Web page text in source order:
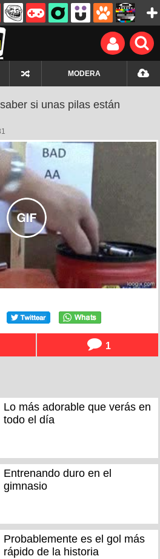
MODERA
si unas pilas están
1
Lo más adorable que verás en
todo el día
Entrenando duro en el
gimnasio
Probablemente es el gol más
rápido de la historia